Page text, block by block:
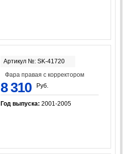
Артикул №: SK-41720
Фара правая с корректором
8 310 Руб.
Год выпуска: 2001-2005